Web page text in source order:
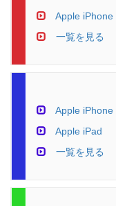
Apple iPhone
一覧を見る
Apple iPhone
Apple iPad
一覧を見る